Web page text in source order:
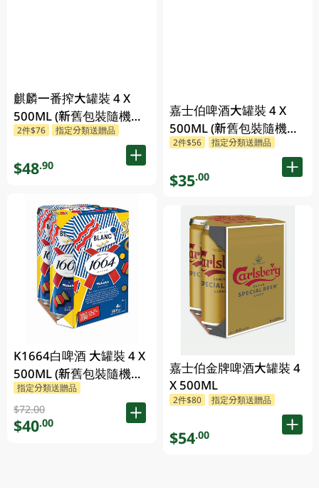
麒麟一番搾大罐裝 4 X
500ML (新舊包裝隨機發
貨)
2件$76 指定分類送贈品
$48.90
K1664白啤酒 大罐裝 4 X
500ML (新舊包裝隨機發
貨)
指定分類送贈品
$72.00
$40.00
嘉士伯啤酒大罐裝 4 X
500ML (新舊包裝隨機發
貨)
2件$56 指定分類送贈品
$35.00
嘉士伯金牌啤酒大罐裝 4
X 500ML
2件$80 指定分類送贈品
$54.00